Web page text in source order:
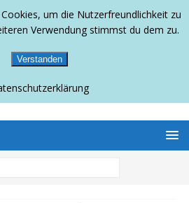
MAGAZIN
um die Nutzerfreundlichkeit zu
Verwendung stimmst du dem zu.
Verstanden